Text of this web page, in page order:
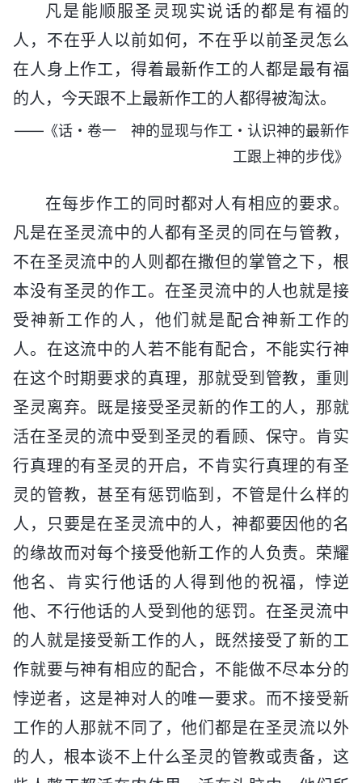
凡是能顺服圣灵现实说话的都是有福的
人，不在乎人以前如何，不在乎以前圣灵怎么
在人身上作工，得着最新作工的人都是最有福
的人，今天跟不上最新作工的人都得被淘汰。
——《话・卷一 神的显现与作工・认识神的最新作
工跟上神的步伐》
在每步作工的同时都对人有相应的要求。
凡是在圣灵流中的人都有圣灵的同在与管教，
不在圣灵流中的人则都在撒但的掌管之下，根
本没有圣灵的作工。在圣灵流中的人也就是接
受神新工作的人，他们就是配合神新工作的
人。在这流中的人若不能有配合，不能实行神
在这个时期要求的真理，那就受到管教，重则
圣灵离弃。既是接受圣灵新的作工的人，那就
活在圣灵的流中受到圣灵的看顾、保守。肯实
行真理的有圣灵的开启，不肯实行真理的有圣
灵的管教，甚至有惩罚临到，不管是什么样的
人，只要是在圣灵流中的人，神都要因他的名
的缘故而对每个接受他新工作的人负责。荣耀
他名、肯实行他话的人得到他的祝福，悖逆
他、不行他话的人受到他的惩罚。在圣灵流中
的人就是接受新工作的人，既然接受了新的工
作就要与神有相应的配合，不能做不尽本分的
悖逆者，这是神对人的唯一要求。而不接受新
工作的人那就不同了，他们都是在圣灵流以外
的人，根本谈不上什么圣灵的管教或责备，这